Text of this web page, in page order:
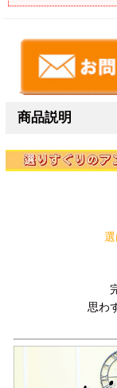
商品説明
思わ